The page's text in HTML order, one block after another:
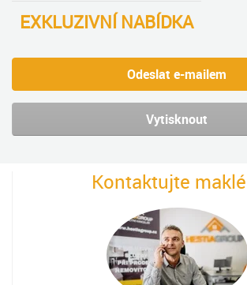
EXKLUZIVNÍ NABÍDKA
Odeslat e-mailem
Vytisknout
Kontaktujte